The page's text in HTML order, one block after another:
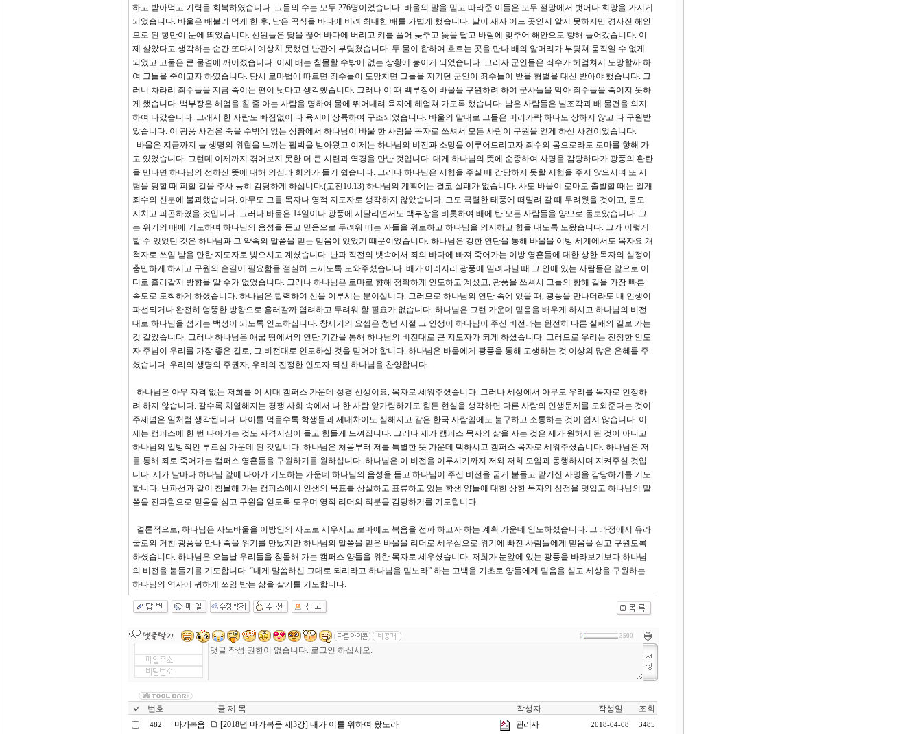
하고 받아먹고 기력을 회복하였습니다. 그들의 수는 모두 276명이었습니다. 바울의 말을 믿고 따라준 이들은 모두 절망에서 벗어나 희망을 가지게
되었습니다. 바울은 배불리 먹게 한 후, 남은 곡식을 바다에 버려 최대한 배를 가볍게 했습니다. 날이 새자 어느 곳인지 알지 못하지만 경사진 해안
으로 된 항만이 눈에 띄었습니다. 선원들은 닻을 끊어 바다에 버리고 키를 풀어 늦추고 돛을 달고 바람에 맞추어 해안으로 향해 들어갔습니다. 이
제 살았다고 생각하는 순간 또다시 예상치 못했던 난관에 부딪쳤습니다. 두 물이 합하여 흐르는 곳을 만나 배의 앞머리가 부딪쳐 움직일 수 없게
되었고 고물은 큰 물결에 깨어졌습니다. 이제 배는 침몰할 수밖에 없는 상황에 놓이게 되었습니다. 그러자 군인들은 죄수가 헤엄쳐서 도망할까 하
여 그들을 죽이고자 하였습니다. 당시 로마법에 따르면 죄수들이 도망치면 그들을 지키던 군인이 죄수들이 받을 형벌을 대신 받아야 했습니다. 그
러니 차라리 죄수들을 지금 죽이는 편이 낫다고 생각했습니다. 그러나 이 때 백부장이 바울을 구원하려 하여 군사들을 막아 죄수들을 죽이지 못하
게 했습니다. 백부장은 헤엄을 칠 줄 아는 사람을 명하여 물에 뛰어내려 육지에 헤엄쳐 가도록 했습니다. 남은 사람들은 널조각과 배 물건을 의지
하여 나갔습니다. 그래서 한 사람도 빠짐없이 다 육지에 상륙하여 구조되었습니다. 바울의 말대로 그들은 머리카락 하나도 상하지 않고 다 구원받
았습니다. 이 광풍 사건은 죽을 수밖에 없는 상황에서 하나님이 바울 한 사람을 목자로 쓰셔서 모든 사람이 구원을 얻게 하신 사건이었습니다.
바울은 지금까지 늘 생명의 위협을 느끼는 핍박을 받아왔고 이제는 하나님의 비전과 소망을 이루어드리고자 죄수의 몸으로라도 로마를 향해 가
고 있었습니다. 그런데 이제까지 겪어보지 못한 더 큰 시련과 역경을 만난 것입니다. 대게 하나님의 뜻에 순종하여 사명을 감당하다가 광풍의 환란
을 만나면 하나님의 선하신 뜻에 대해 의심과 회의가 들기 쉽습니다. 그러나 하나님은 시험을 주실 때 감당하지 못할 시험을 주지 않으시며 또 시
험을 당할 때 피할 길을 주사 능히 감당하게 하십니다.(고전10:13) 하나님의 계획에는 결코 실패가 없습니다. 사도 바울이 로마로 출발할 때는 일개
죄수의 신분에 불과했습니다. 아무도 그를 목자나 영적 지도자로 생각하지 않았습니다. 그도 극렬한 태풍에 떠밀려 갈 때 두려웠을 것이고, 몸도
지치고 피곤하였을 것입니다. 그러나 바울은 14일이나 광풍에 시달리면서도 백부장을 비롯하여 배에 탄 모든 사람들을 양으로 돌보았습니다. 그
는 위기의 때에 기도하며 하나님의 음성을 듣고 믿음으로 두려워 떠는 자들을 위로하고 하나님을 의지하고 힘을 내도록 도왔습니다. 그가 이렇게
할 수 있었던 것은 하나님과 그 약속의 말씀을 믿는 믿음이 있었기 때문이었습니다. 하나님은 강한 연단을 통해 바울을 이방 세계에서도 목자요 개
척자로 쓰임 받을 만한 지도자로 빚으시고 계셨습니다. 난파 직전의 뱃속에서 죄의 바다에 빠져 죽어가는 이방 영혼들에 대한 상한 목자의 심정이
충만하게 하시고 구원의 손길이 필요함을 절실히 느끼도록 도와주셨습니다. 배가 이리저리 광풍에 밀려다닐 때 그 안에 있는 사람들은 앞으로 어
디로 흘러갈지 방향을 알 수가 없었습니다. 그러나 하나님은 로마로 향해 정확하게 인도하고 계셨고, 광풍을 쓰셔서 그들의 항해 길을 가장 빠른
속도로 도착하게 하셨습니다. 하나님은 합력하여 선을 이루시는 분이십니다. 그러므로 하나님의 연단 속에 있을 때, 광풍을 만나더라도 내 인생이
파선되거나 완전히 엉뚱한 방향으로 흘러갈까 염려하고 두려워 할 필요가 없습니다. 하나님은 그런 가운데 믿음을 배우게 하시고 하나님의 비전
대로 하나님을 섬기는 백성이 되도록 인도하십니다. 창세기의 요셉은 청년 시절 그 인생이 하나님이 주신 비전과는 완전히 다른 실패의 길로 가는
것 같았습니다. 그러나 하나님은 애굽 땅에서의 연단 기간을 통해 하나님의 비전대로 큰 지도자가 되게 하셨습니다. 그러므로 우리는 진정한 인도
자 주님이 우리를 가장 좋은 길로, 그 비전대로 인도하실 것을 믿어야 합니다. 하나님은 바울에게 광풍을 통해 고생하는 것 이상의 많은 은혜를 주
셨습니다. 우리의 생명의 주권자, 우리의 진정한 인도자 되신 하나님을 찬양합니다.
하나님은 아무 자격 없는 저희를 이 시대 캠퍼스 가운데 성경 선생이요, 목자로 세워주셨습니다. 그러나 세상에서 아무도 우리를 목자로 인정하
려 하지 않습니다. 갈수록 치열해지는 경쟁 사회 속에서 나 한 사람 앞가림하기도 힘든 현실을 생각하면 다른 사람의 인생문제를 도와준다는 것이
주제넘은 일처럼 생각됩니다. 나이를 먹을수록 학생들과 세대차이도 심해지고 같은 한국 사람임에도 불구하고 소통하는 것이 쉽지 않습니다. 이
제는 캠퍼스에 한 번 나아가는 것도 자격지심이 들고 힘들게 느껴집니다. 그러나 제가 캠퍼스 목자의 삶을 사는 것은 제가 원해서 된 것이 아니고
하나님의 일방적인 부르심 가운데 된 것입니다. 하나님은 처음부터 저를 특별한 뜻 가운데 택하시고 캠퍼스 목자로 세워주셨습니다. 하나님은 저
를 통해 죄로 죽어가는 캠퍼스 영혼들을 구원하기를 원하십니다. 하나님은 이 비전을 이루시기까지 저와 저희 모임과 동행하시며 지켜주실 것입
니다. 제가 날마다 하나님 앞에 나아가 기도하는 가운데 하나님의 음성을 듣고 하나님이 주신 비전을 굳게 붙들고 맡기신 사명을 감당하기를 기도
합니다. 난파선과 같이 침몰해 가는 캠퍼스에서 인생의 목표를 상실하고 표류하고 있는 학생 양들에 대한 상한 목자의 심정을 덧입고 하나님의 말
씀을 전파함으로 믿음을 심고 구원을 얻도록 도우며 영적 리더의 직분을 감당하기를 기도합니다.
결론적으로, 하나님은 사도바울을 이방인의 사도로 세우시고 로마에도 복음을 전파 하고자 하는 계획 가운데 인도하셨습니다. 그 과정에서 유라
굴로의 거친 광풍을 만나 죽을 위기를 만났지만 하나님의 말씀을 믿은 바울을 리더로 세우심으로 위기에 빠진 사람들에게 믿음을 심고 구원토록
하셨습니다. 하나님은 오늘날 우리들을 침몰해 가는 캠퍼스 양들을 위한 목자로 세우셨습니다. 저희가 눈앞에 있는 광풍을 바라보기보다 하나님
의 비전을 붙들기를 기도합니다. “내게 말씀하신 그대로 되리라고 하나님을 믿노라” 하는 고백을 기초로 양들에게 믿음을 심고 세상을 구원하는
하나님의 역사에 귀하게 쓰임 받는 삶을 살기를 기도합니다.
0 3500
번호 글 제 목 작성자 작성일 조회
482 마가복음 [2018년 마가복음 제3강] 내가 이를 위하여 왔노라 관리자 2018-04-08 3485